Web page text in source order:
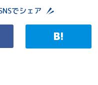
でシェア